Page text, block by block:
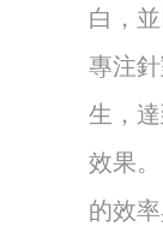
白，
專注
生，
效果
的效